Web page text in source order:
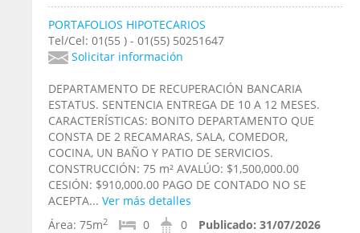
PORTAFOLIOS HIPOTECARIOS
Tel/Cel: 01(55 ) - 01(55) 50251647
Solicitar información
DEPARTAMENTO DE RECUPERACIÓN BANCARIA
ESTATUS. SENTENCIA ENTREGA DE 10 A 12 MESES.
CARACTERÍSTICAS: BONITO DEPARTAMENTO QUE
CONSTA DE 2 RECAMARAS, SALA, COMEDOR,
COCINA, UN BAÑO Y PATIO DE SERVICIOS.
CONSTRUCCIÓN: 75 m² AVALÚO: $1,500,000.00
CESIÓN: $910,000.00 PAGO DE CONTADO NO SE
ACEPTA... Ver más detalles
Área: 75m2 0 0 Publicado: 31/07/2026